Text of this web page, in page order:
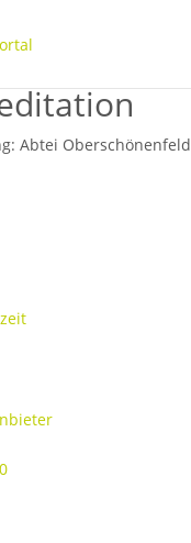
Abtei Oberschönenfeld